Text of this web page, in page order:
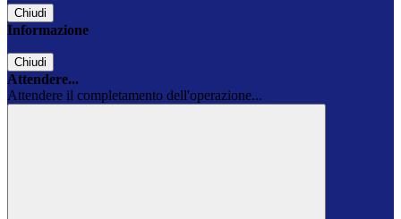
Chiudi
Informazione
Chiudi
Attendere...
Attendere il completamento dell'operazione...